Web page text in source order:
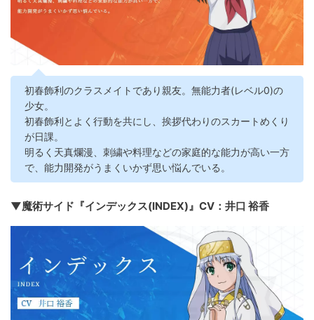
初春飾利のクラスメイトであり親友。無能力者(レベル0)の
少女。
初春飾利とよく行動を共にし、挨拶代わりのスカートめくり
が日課。
明るく天真爛漫、刺繍や料理などの家庭的な能力が高い一方
で、能力開発がうまくいかず思い悩んでいる。
▼魔術サイド『インデックス(INDEX)』CV：井口 裕香